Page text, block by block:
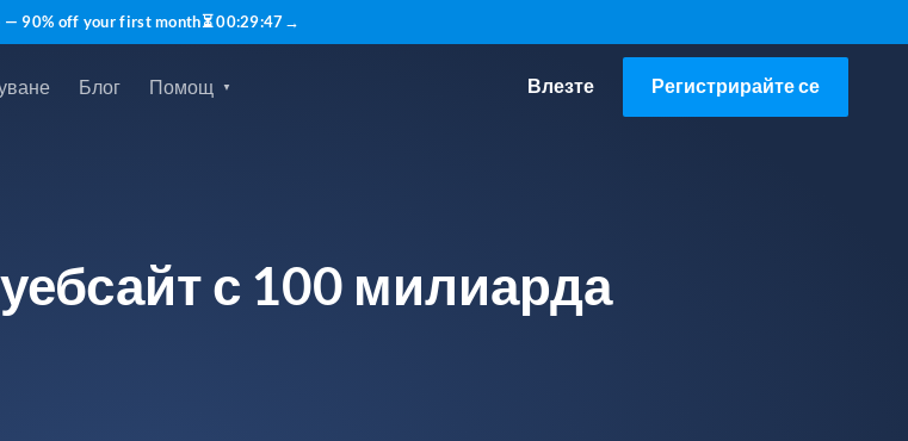
— 90% off your first month⏳00:29:45→
Блог Помощ Влезте Регистрирайте се
уебсайт с 100 милиарда